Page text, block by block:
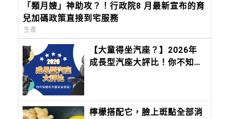
「類月嫂」神助攻？！行政院8 月最新宣布的育
兒加碼政策直接到宅服務
生產
【大童得坐汽座？】2026年
成長型汽座大評比！你不知道
檸檬搭配它，臉上斑點全部消